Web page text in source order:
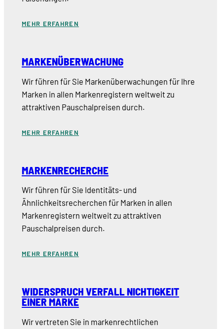
MEHR ERFAHREN
MARKENÜBERWACHUNG
Wir führen für Sie Markenüberwachungen für Ihre
Marken in allen Markenregistern weltweit zu
attraktiven Pauschalpreisen durch.
MEHR ERFAHREN
MARKENRECHERCHE
Wir führen für Sie Identitäts- und
Ähnlichkeitsrecherchen für Marken in allen
Markenregistern weltweit zu attraktiven
Pauschalpreisen durch.
MEHR ERFAHREN
WIDERSPRUCH VERFALL NICHTIGKEIT
EINER MARKE
Wir vertreten Sie in markenrechtlichen